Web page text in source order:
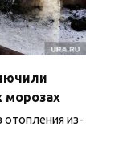
морозах
отопления из-